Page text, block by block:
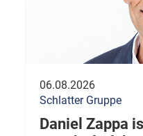
06.08.2026
Schlatter Gruppe
Daniel Zappa